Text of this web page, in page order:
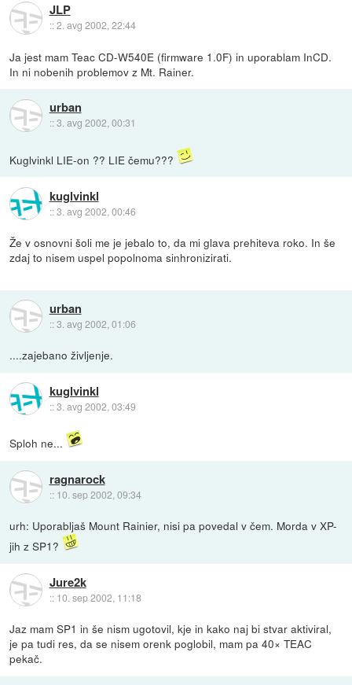
JLP
::2. avg 2002, 22:44
Ja jest mam Teac CD-W540E (firmware 1.0F) in uporablam InCD.
In ni nobenih problemov z Mt. Rainer.
urban
::3. avg 2002, 00:31
Kuglvinkl LIE-on ?? LIE čemu???
kuglvinkl
::3. avg 2002, 00:46
Že v osnovni šoli me je jebalo to, da mi glava prehiteva roko. In še
zdaj to nisem uspel popolnoma sinhronizirati.
urban
::3. avg 2002, 01:06
....zajebano življenje.
kuglvinkl
::3. avg 2002, 03:49
Sploh ne...
ragnarock
:: 10. sep 2002, 09:34
urh: Uporabljaš Mount Rainier, nisi pa povedal v čem. Morda v XP-
jih z SP1?
Jure2k
:: 10. sep 2002, 11:18
Jaz mam SP1 in še nism ugotovil, kje in kako naj bi stvar aktiviral,
je pa tudi res, da se nisem orenk poglobil, mam pa 40× TEAC
pekač.